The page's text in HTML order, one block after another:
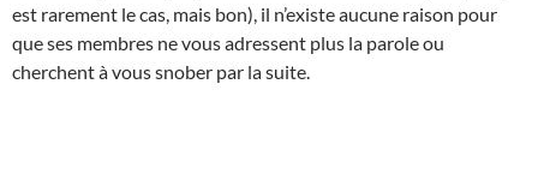
est rarement le cas, mais bon), il n’existe aucune raison pour
que ses membres ne vous adressent plus la parole ou
cherchent à vous snober par la suite.